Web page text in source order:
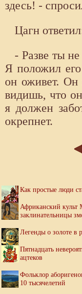
здесь! -
Цагн
- Разве ты
Я положил
он оживет.
видишь, что
я должен
окрепнет.
Как простые люди
Африканский
заклинательницы
Легенды о золоте в
Пятнадцать
ацтеков
Фольклор
10 тысячелетий